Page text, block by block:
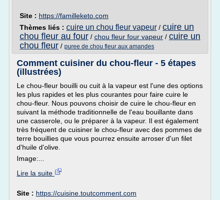
Site : https://familleketo.com
Thèmes liés : cuire un chou fleur vapeur / cuire un
chou fleur au four / chou fleur four vapeur / cuire un
chou fleur / puree de chou fleur aux amandes
Comment cuisiner du chou-fleur - 5 étapes
(illustrées)
Le chou-fleur bouilli ou cuit à la vapeur est l'une des options
les plus rapides et les plus courantes pour faire cuire le
chou-fleur. Nous pouvons choisir de cuire le chou-fleur en
suivant la méthode traditionnelle de l'eau bouillante dans
une casserole, ou le préparer à la vapeur. Il est également
très fréquent de cuisiner le chou-fleur avec des pommes de
terre bouillies que vous pourrez ensuite arroser d'un filet
d'huile d'olive.
Image:...
Lire la suite
Site : https://cuisine.toutcomment.com